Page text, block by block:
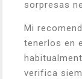
sorpresas
Mi
tenerlos en
verifica